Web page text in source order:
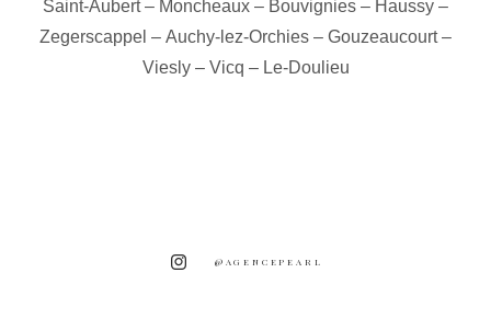
Saint-Aubert– Moncheaux – Bouvignies – Haussy –
Zegerscappel – Auchy-lez-Orchies – Gouzeaucourt–
Viesly– Vicq – Le-Doulieu
@AGENCEPEARL